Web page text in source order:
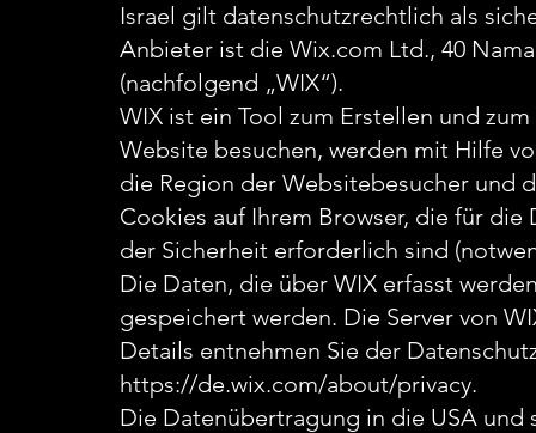
Israel gilt datenschutzrechtlich als
Anbieter ist die Wix.com Ltd., 40
(nachfolgend „WIX“).
WIX ist ein Tool zum Erstellen und
Website besuchen, werden mit Hilfe
die Region der Websitebesucher und
Cookies auf Ihrem Browser, die für
der Sicherheit erforderlich sind
Die Daten, die über WIX erfasst
gespeichert werden. Die Server von
Details entnehmen Sie der
https://de.wix.com/about/privacy.
Die Datenübertragung in die USA